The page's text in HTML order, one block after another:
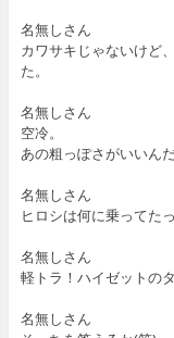
名無しさん
カワサキじゃないけど
た。
名無しさん
空冷。
あの粗っぽさがいいんだ
名無しさん
ヒロシは何に乗ってた
名無しさん
軽トラ！ハイゼットの
名無しさん